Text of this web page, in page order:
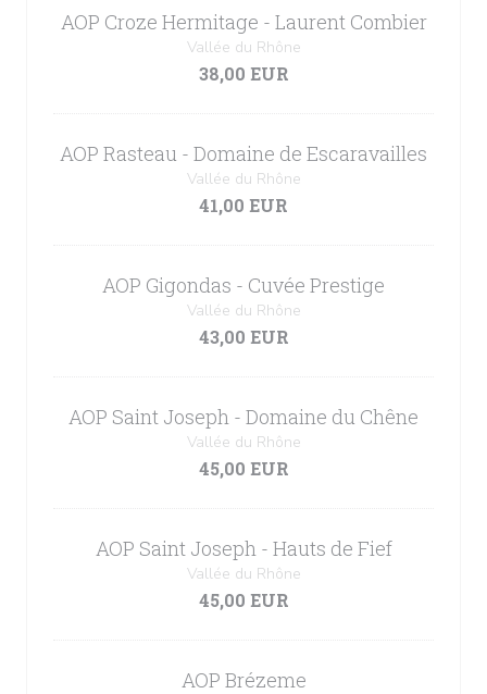
AOP Croze Hermitage - Laurent Combier
Vallée du Rhône
38,00 EUR
AOP Rasteau - Domaine de Escaravailles
Vallée du Rhône
41,00 EUR
AOP Gigondas - Cuvée Prestige
Vallée du Rhône
43,00 EUR
AOP Saint Joseph - Domaine du Chêne
Vallée du Rhône
45,00 EUR
AOP Saint Joseph - Hauts de Fief
Vallée du Rhône
45,00 EUR
AOP Brézeme